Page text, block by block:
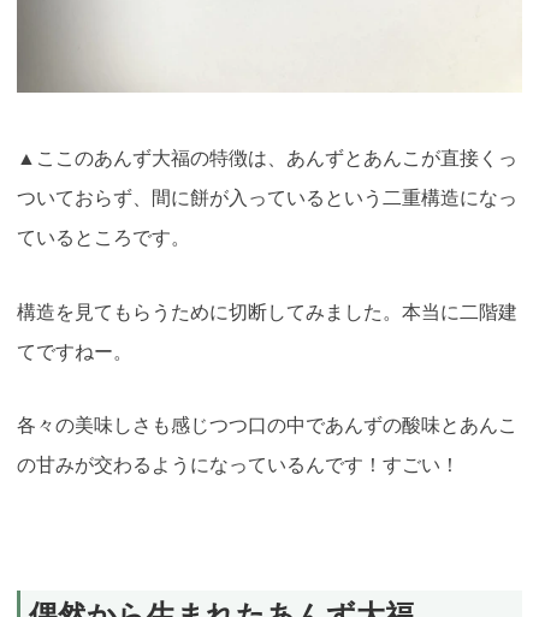
▲ ここのあんず大福の特徴は、あんずとあんこが直接くっ
ついておらず、間に餅が入っているという二重構造になっ
ているところです。
構造を見てもらうために切断してみました。本当に二階建
てですねー。
各々の美味しさも感じつつ口の中であんずの酸味とあんこ
の甘みが交わるようになっているんです！すごい！